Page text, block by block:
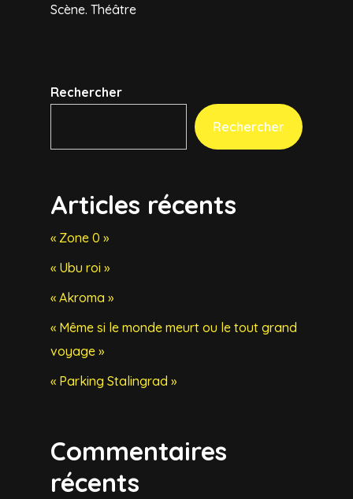
Scène. Théâtre
Rechercher
Rechercher
Articles récents
« Zone 0 »
« Ubu roi »
« Akroma »
« Même si le monde meurt ou le tout grand
voyage »
« Parking Stalingrad »
Commentaires
récents